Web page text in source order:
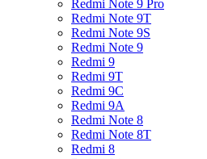
Redmi Note 9 Pro
Redmi Note 9T
Redmi Note 9S
Redmi Note 9
Redmi 9
Redmi 9T
Redmi 9C
Redmi 9A
Redmi Note 8
Redmi Note 8T
Redmi 8